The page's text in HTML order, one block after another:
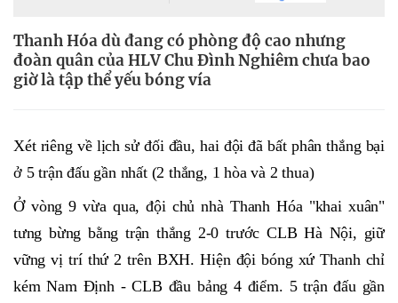
Thanh Hóa dù đang có phòng độ cao nhưng
đoàn quân của HLV Chu Đình Nghiêm chưa bao
giờ là tập thể yếu bóng vía
Xét riêng về lịch sử đối đầu, hai đội đã bất phân thắng bại
ở 5 trận đấu gần nhất (2 thắng, 1 hòa và 2 thua)
Ở vòng 9 vừa qua, đội chủ nhà Thanh Hóa "khai xuân"
tưng bừng bằng trận thắng 2-0 trước CLB Hà Nội, giữ
vững vị trí thứ 2 trên BXH. Hiện đội bóng xứ Thanh chỉ
kém Nam Định - CLB đầu bảng 4 điểm. 5 trận đấu gần